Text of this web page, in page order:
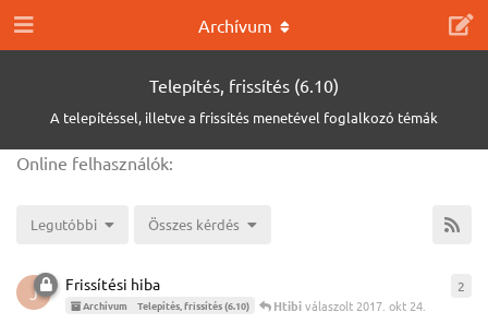
Telepítés, frissítés (6.10)
A telepítéssel, illetve a frissítés menetével foglalkozó témák
Archívum
Online felhasználók:
Legutóbbi Összes kérdés
J Frissítési hiba
Archívum Telepítés, frissítés (6.10) Htibiválaszolt 2017. okt 24.
2